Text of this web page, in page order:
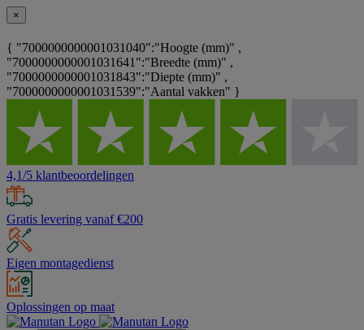
×
{ "7000000000001031040":"Hoogte (mm)" ,
"7000000000001031641":"Breedte (mm)" ,
"7000000000001031843":"Diepte (mm)" ,
"7000000000001031539":"Aantal vakken" }
4,1/5 klantbeoordelingen
Gratis levering vanaf €200
Eigen montagedienst
Oplossingen op maat